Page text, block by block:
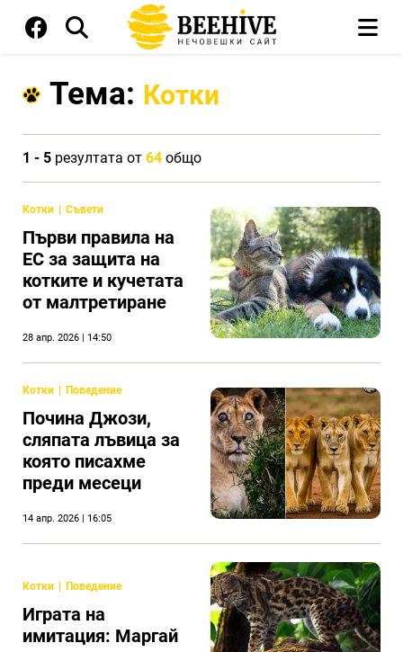
Тема: Котки
1 - 5 резултата от 64 общо
Котки Съвети
Първи правила на
ЕС за защита на
котките и кучетата
от малтретиране
28 апр. 2026 | 14:50
Котки Поведение
Почина Джози,
сляпата лъвица за
която писахме
преди месеци
14 апр. 2026 | 16:05
Котки Поведение
Играта на
имитация: Маргай